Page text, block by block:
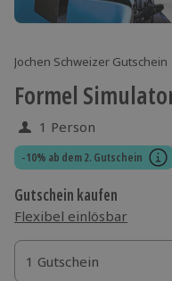
Jochen Schweizer Gutschein
Formel
1 Person
-10% ab dem 2. Gutschein
Gutschein kaufen
Flexibel einlösbar
1 Gutschein
1 Gutschein
1 Gutschein